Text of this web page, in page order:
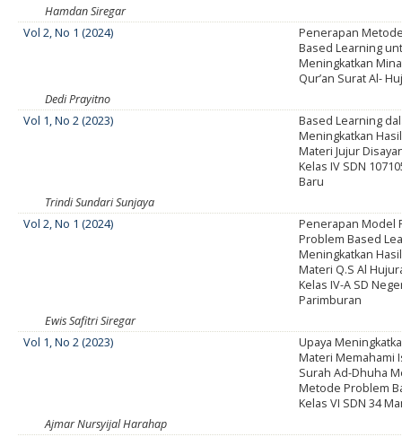
Hamdan Siregar
Vol 2, No 1 (2024)
Penerapan
Based Learning
Meningkatkan
Qur’an Surat Al-
Dedi Prayitno
Vol 1, No 2 (2023)
Based Learning
Meningkatkan
Materi Jujur
Kelas IV SDN
Baru
Trindi Sundari Sunjaya
Vol 2, No 1 (2024)
Penerapan Model
Problem Based
Meningkatkan
Materi Q.S Al
Kelas IV-A SD
Parimburan
Ewis Safitri Siregar
Vol 1, No 2 (2023)
Upaya
Materi Memahami
Surah Ad-Dhuha
Metode Problem
Kelas VI SDN 34
Ajmar Nursyijal Harahap